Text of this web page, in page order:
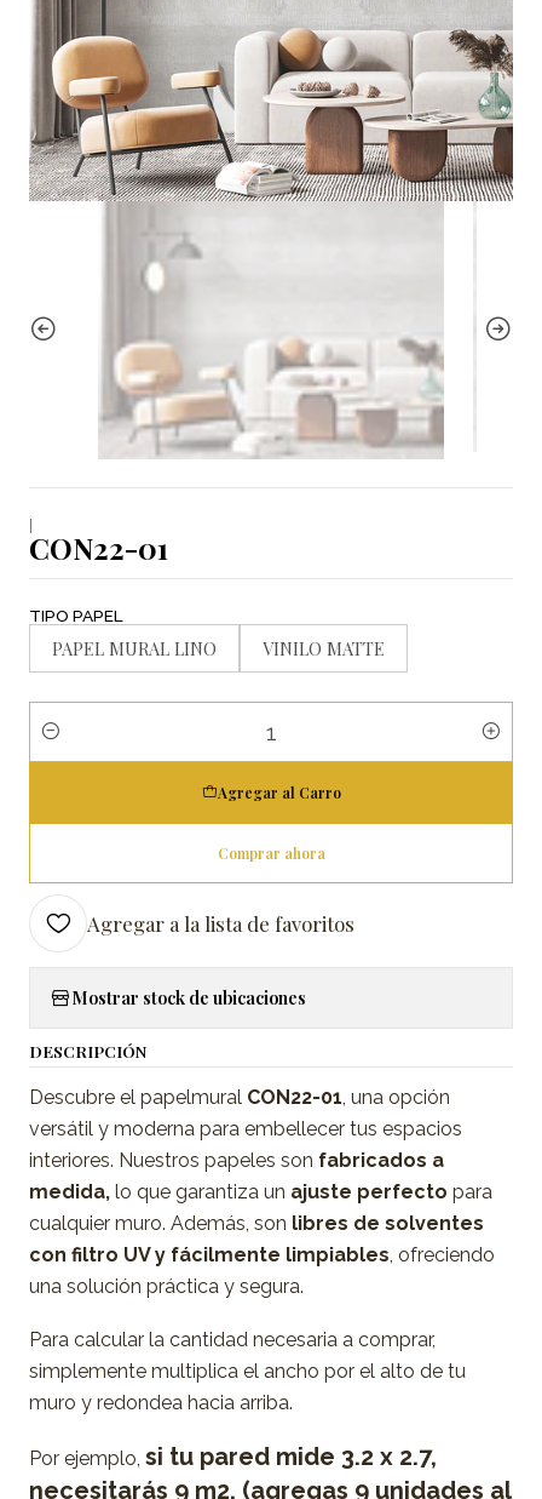
|
CON22-01
TIPO PAPEL
PAPEL MURAL LINO VINILO MATTE
Cantidad
Agregar al Carro
Comprar ahora
Agregar a la lista de favoritos
Mostrar stock de ubicaciones
DESCRIPCIÓN
Descubre el papelmural CON22-01, una opción
versátil y moderna para embellecer tus espacios
interiores. Nuestros papeles son fabricados a
medida, lo que garantiza un ajuste perfecto para
cualquier muro. Además, son libres de solventes
con filtro UV y fácilmente limpiables, ofreciendo
una solución práctica y segura.
Para calcular la cantidad necesaria a comprar,
simplemente multiplica el ancho por el alto de tu
muro y redondea hacia arriba.
Por ejemplo, si tu pared mide 3.2 x 2.7,
necesitarás 9 m2. (agregas 9 unidades al